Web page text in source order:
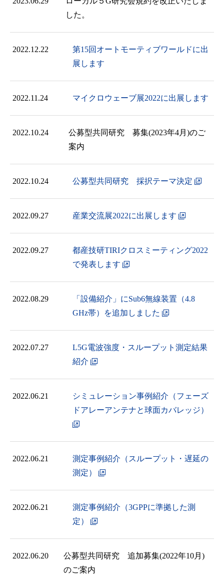
した。
2022.12.22
第15回オートモーティブワールドに出
展します
2022.11.24 マイクロウェーブ展2022に出展します
2022.10.24
公募型共同研究 募集(2023年4月)のご
案内
2022.10.24 公募型共同研究 採択テーマ決定
2022.09.27 産業交流展2022に出展します
2022.09.27
都産技研TIRIクロスミーティング2022
で発表します
2022.08.29
「設備紹介」にSub6無線装置（4.8
GHz帯）を追加しました
2022.07.27
L5G電波強度・スループット測定結果
紹介
2022.06.21
シミュレーション事例紹介（フェーズ
ドアレーアンテナと球面カバレッジ）
2022.06.21
測定事例紹介（スループット・遅延の
測定）
2022.06.21
測定事例紹介（3GPPに準拠した測
定）
2022.06.20
公募型共同研究 追加募集(2022年10月)
のご案内